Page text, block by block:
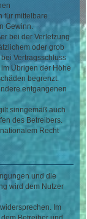
für mittelbare
Gewinn.
bei der Verletzung
oder grob
Vertragsschluss
Übrigen der Höhe
begrenzt.
entgangenen
sinngemäß auch
des Betreibers.
Recht
und die
wird dem Nutzer
Im